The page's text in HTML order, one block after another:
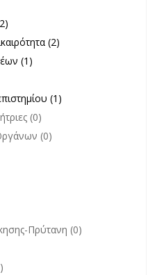
filter
επικαιρότητα filter
(2)
φορέων filter
(1)
Πανεπιστημίου filter
(1)
(0)
(0)
Πρύτανη (0)